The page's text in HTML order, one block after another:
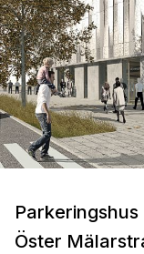
Öster